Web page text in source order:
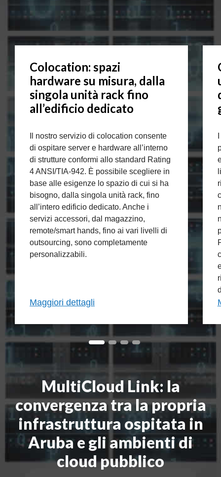
Colocation: spazi
hardware su misura, dalla
singola unità rack fino
all’edificio dedicato
Il nostro servizio di colocation consente
di ospitare server e hardware all’interno
di strutture conformi allo standard Rating
4 ANSI/TIA-942. È possibile scegliere in
base alle esigenze lo spazio di cui si ha
bisogno, dalla singola unità rack, fino
all’intero edificio dedicato. Anche i
servizi accessori, dal magazzino,
remote/smart hands, fino ai vari livelli di
outsourcing, sono completamente
personalizzabili.
Maggiori dettagli
MultiCloud Link: la
convergenzatra la propria
infrastruttura ospitata in
Aruba e gli ambienti di
cloud pubblico